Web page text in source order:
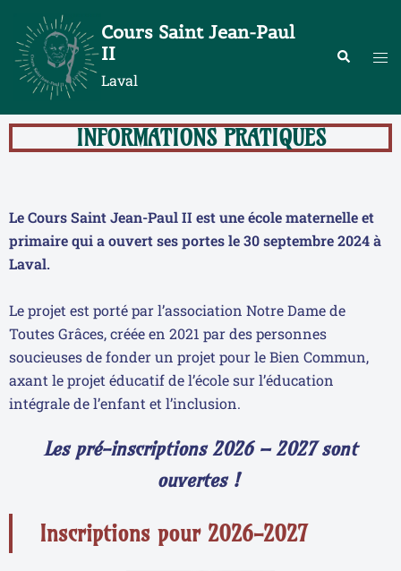
Cours Saint Jean-Paul
II
Laval
INFORMATIONS PRATIQUES
Le Cours Saint Jean-Paul II est une école maternelle et
primaire qui a ouvert ses portes le 30 septembre 2024 à
Laval.
Le projet est porté par l’association Notre Dame de
Toutes Grâces, créée en 2021 par des personnes
soucieuses de fonder un projet pour le Bien Commun,
axant le projet éducatif de l’école sur l’éducation
intégrale de l’enfant et l’inclusion.
Les pré-inscriptions 2026 – 2027 sont
ouvertes !
Inscriptions pour 2026-2027